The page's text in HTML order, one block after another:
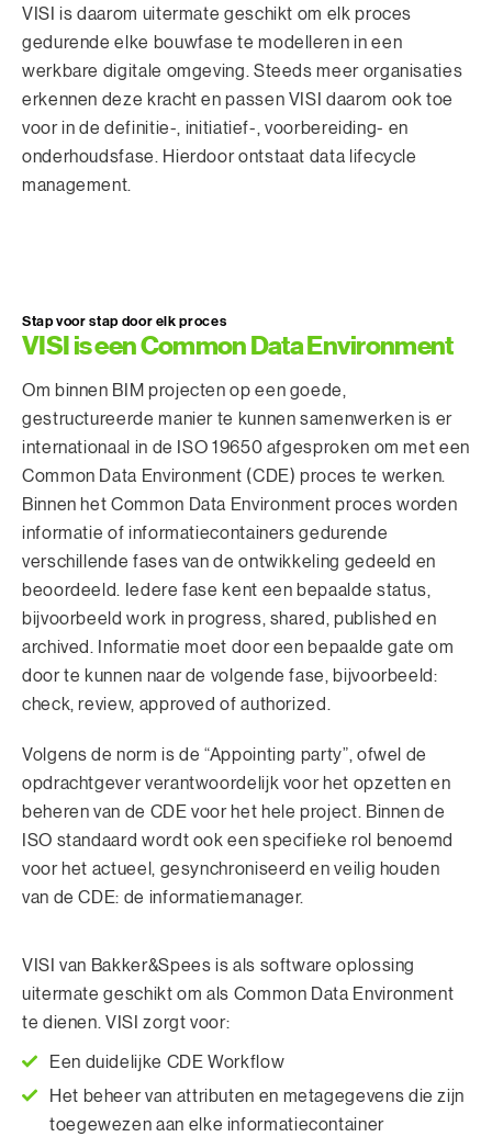
VISI is daarom uitermate geschikt om elk proces
gedurende elke bouwfase te modelleren in een
werkbare digitale omgeving. Steeds meer organisaties
erkennen deze kracht en passen VISI daarom ook toe
voor in de definitie-, initiatief-, voorbereiding- en
onderhoudsfase. Hierdoor ontstaat data lifecycle
management.
Stap voor stap door elk proces
VISI is een Common Data Environment
Om binnen BIM projecten op een goede,
gestructureerde manier te kunnen samenwerken is er
internationaal in de ISO 19650 afgesproken om met een
Common Data Environment (CDE) proces te werken.
Binnen het Common Data Environment proces worden
informatie of informatiecontainers gedurende
verschillende fases van de ontwikkeling gedeeld en
beoordeeld. Iedere fase kent een bepaalde status,
bijvoorbeeld work in progress, shared, published en
archived. Informatie moet door een bepaalde gate om
door te kunnen naar de volgende fase, bijvoorbeeld:
check, review, approved of authorized.
Volgens de norm is de “Appointing party”, ofwel de
opdrachtgever verantwoordelijk voor het opzetten en
beheren van de CDE voor het hele project. Binnen de
ISO standaard wordt ook een specifieke rol benoemd
voor het actueel, gesynchroniseerd en veilig houden
van de CDE: de informatiemanager.
VISI van Bakker&Spees is als software oplossing
uitermate geschikt om als Common Data Environment
te dienen. VISI zorgt voor:
Een duidelijke CDE Workflow
Het beheer van attributen en metagegevens die zijn
toegewezen aan elke informatiecontainer